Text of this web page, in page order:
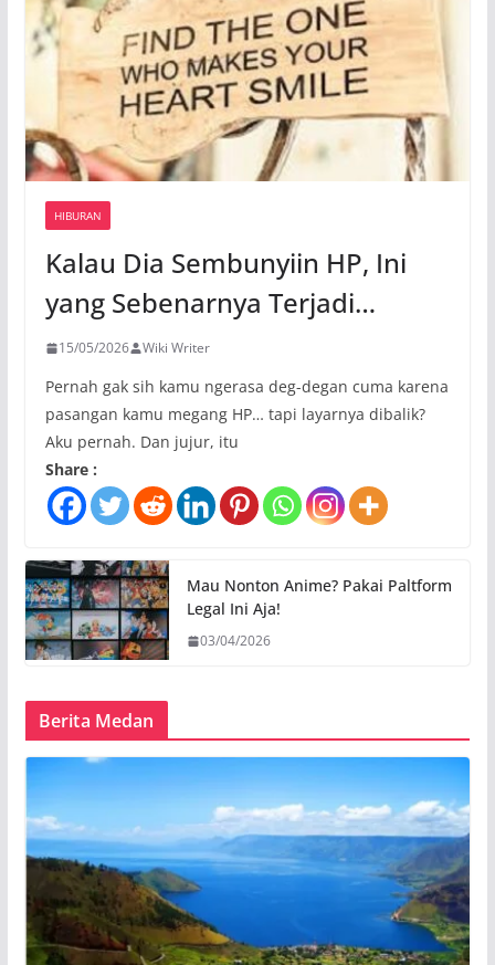
HIBURAN
Kalau Dia Sembunyiin HP, Ini
yang Sebenarnya Terjadi…
15/05/2026 Wiki Writer
Pernah gak sih kamu ngerasa deg-degan cuma karena
pasangan kamu megang HP… tapi layarnya dibalik?
Aku pernah. Dan jujur, itu
Share :
Mau Nonton Anime? Pakai Paltform
Legal Ini Aja!
03/04/2026
Berita Medan